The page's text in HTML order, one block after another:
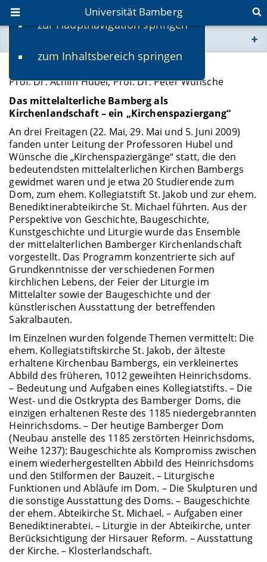
zur Hauptnavigation springen
zum Inhaltsbereich springen
Universität Bamberg
www.uni-bamberg.de
Mediävistisches Seminar:
Prof. Dr. Achim Hubel, Prof. Dr. Peter Wünsche
Das mittelalterliche Bamberg als
Kirchenlandschaft – ein „Kirchenspaziergang“
An drei Freitagen (22. Mai, 29. Mai und 5. Juni 2009)
fanden unter Leitung der Professoren Hubel und
Wünsche die „Kirchenspaziergänge“ statt, die den
bedeutendsten mittelalterlichen Kirchen Bambergs
gewidmet waren und je etwa 20 Studierende zum
Dom, zum ehem. Kollegiatstift St. Jakob und zur ehem.
Benediktinerabteikirche St. Michael führten. Aus der
Perspektive von Geschichte, Baugeschichte,
Kunstgeschichte und Liturgie wurde das Ensemble
der mittelalterlichen Bamberger Kirchenlandschaft
vorgestellt. Das Programm konzentrierte sich auf
Grundkenntnisse der verschiedenen Formen
kirchlichen Lebens, der Feier der Liturgie im
Mittelalter sowie der Baugeschichte und der
künstlerischen Ausstattung der betreffenden
Sakralbauten.
Im Einzelnen wurden folgende Themen vermittelt: Die
ehem. Kollegiatstiftskirche St. Jakob, der älteste
erhaltene Kirchenbau Bambergs, ein verkleinertes
Abbild des früheren, 1012 geweihten Heinrichsdoms.
– Bedeutung und Aufgaben eines Kollegiatstifts. – Die
West- und die Ostkrypta des Bamberger Doms, die
einzigen erhaltenen Reste des 1185 niedergebrannten
Heinrichsdoms. – Der heutige Bamberger Dom
(Neubau anstelle des 1185 zerstörten Heinrichsdoms,
Weihe 1237): Baugeschichte als Kompromiss zwischen
einem wiederhergestellten Abbild des Heinrichsdoms
und den Stilformen der Bauzeit. – Liturgische
Funktionen und Abläufe im Dom. – Die Skulpturen und
die sonstige Ausstattung des Doms. – Baugeschichte
der ehem. Abteikirche St. Michael. – Aufgaben einer
Benediktinerabtei. – Liturgie in der Abteikirche, unter
Berücksichtigung der Hirsauer Reform. – Ausstattung
der Kirche. – Klosterlandschaft.